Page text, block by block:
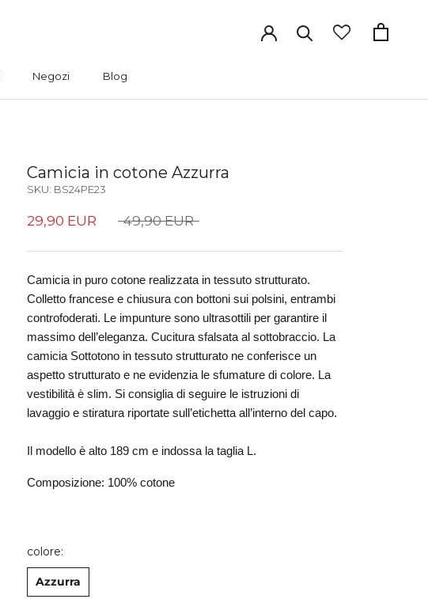
Negozi
Blog
Camicia in cotone Azzurra
SKU: BS24PE23
29,90 EUR 49,90 EUR
Camicia in puro cotone realizzata in tessuto strutturato.
Colletto francese e chiusura con bottoni sui polsini, entrambi
controfoderati. Le impunture sono ultrasottili per garantire il
massimo dell’eleganza. Cucitura sfalsata al sottobraccio. La
camicia Sottotono in tessuto strutturato ne conferisce un
aspetto strutturato e ne evidenzia le sfumature di colore. La
vestibilità è slim. Si consiglia di seguire le istruzioni di
lavaggio e stiratura riportate sull’etichetta all’interno del capo.
Il modello è alto 189 cm e indossa la taglia L.
Composizione: 100% cotone
colore:
Azzurra